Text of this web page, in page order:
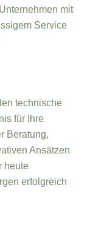
mit
Service
technische
für Ihre
Beratung,
Ansätzen
heute
erfolgreich